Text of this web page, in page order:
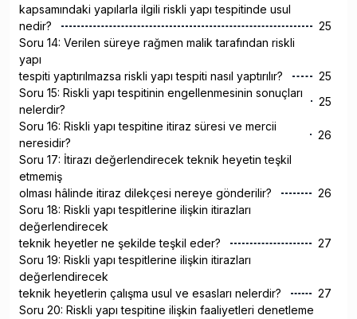
kapsamındaki yapılarla ilgili riskli yapı tespitinde usul
nedir?
25
Soru 14: Verilen süreye rağmen malik tarafından riskli
yapı
tespiti yaptırılmazsa riskli yapı tespiti nasıl yaptırılır?
25
Soru 15: Riskli yapı tespitinin engellenmesinin sonuçları
nelerdir?
25
Soru 16: Riskli yapı tespitine itiraz süresi ve mercii
neresidir?
26
Soru 17: İtirazı değerlendirecek teknik heyetin teşkil
etmemiş
olması hâlinde itiraz dilekçesi nereye gönderilir?
26
Soru 18: Riskli yapı tespitlerine ilişkin itirazları
değerlendirecek
teknik heyetler ne şekilde teşkil eder?
27
Soru 19: Riskli yapı tespitlerine ilişkin itirazları
değerlendirecek
teknik heyetlerin çalışma usul ve esasları nelerdir?
27
Soru 20: Riskli yapı tespitine ilişkin faaliyetleri denetleme